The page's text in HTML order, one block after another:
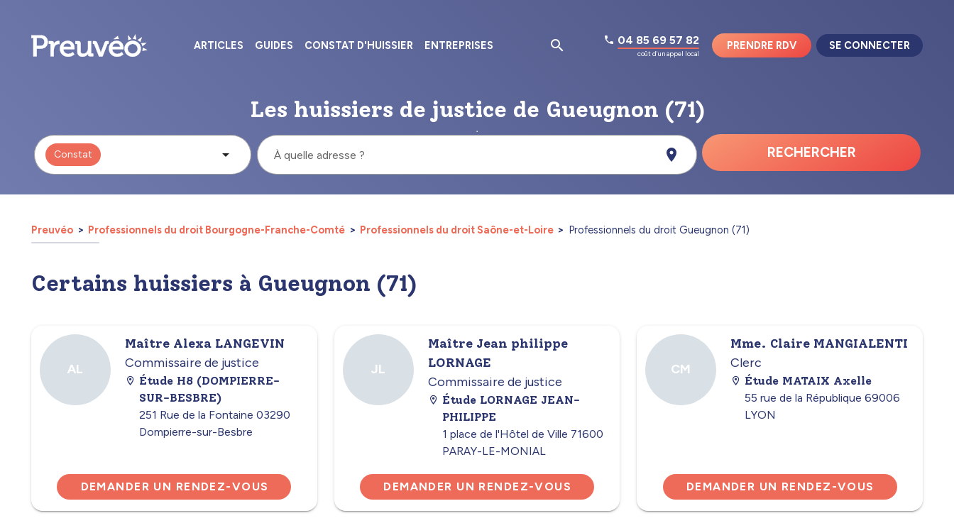
ARTICLES GUIDES CONSTAT D'HUISSIER ENTREPRISES 04 85 69 57 82
coût d'un appel local
PRENDRE RDV SE CONNECTER
Les huissiers de justice de Gueugnon (71)
Constat À quelle adresse ? RECHERCHER
Preuvéo Professionnels du droit Bourgogne-Franche-Comté Professionnels du droit Saône-et-Loire Professionnels du droit Gueugnon (71)
Certains huissiers à Gueugnon (71)
AL
Maître Alexa LANGEVIN
Commissaire de justice
Étude H8 (DOMPIERRE-
SUR-BESBRE)
251 Rue de la Fontaine 03290
Dompierre-sur-Besbre
DEMANDER UN RENDEZ-VOUS
JL
Maître Jean philippe
LORNAGE
Commissaire de justice
Étude LORNAGE JEAN-
PHILIPPE
1 place de l'Hôtel de Ville 71600
PARAY-LE-MONIAL
DEMANDER UN RENDEZ-VOUS
CM
Mme. Claire MANGIALENTI
Clerc
Étude MATAIX Axelle
55 rue de la République 69006
LYON
DEMANDER UN RENDEZ-VOUS